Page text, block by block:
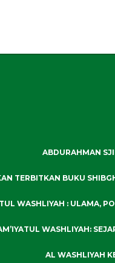
ABDURAHMAN
TERBITKAN BUKU
WASHLIYAH : ULAMA,
WASHLIYAH:
AL WASHLIYAH